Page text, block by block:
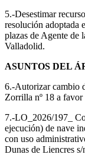
5.-Desestimar
resolución adoptada
plazas de Agente de
Valladolid.
ASUNTOS DEL
6.-Autorizar cambio
Zorrilla nº 18 a
7.-LO_2026/197_
ejecución) de nave
con uso
Dunas de Liencres